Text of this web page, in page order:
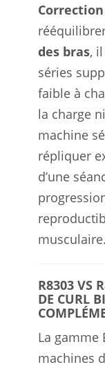
des bras,
séries
faible à
la charge
machine
répliquer
d’une
musculaire.
R8303 VS
DE CURL
La gamme
machines